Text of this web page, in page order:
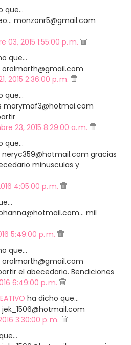
que…
monzonr5@gmail.com
2015 1:55:00 p. m.
que…
orolmarth@gmail.com
2015 2:36:00 p. m.
que…
marymaf3@hotmai.com
23, 2015 8:29:00 a. m.
que…
gracias
minusculas y
4:05:00 p. m.
mil
5:49:00 p. m.
que…
orolmarth@gmail.com
el abecedario. Bendiciones
6:49:00 p. m.
ha dicho que…
3:30:00 p. m.